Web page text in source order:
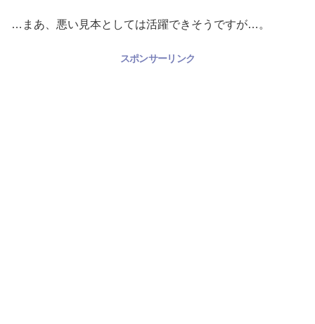
…まあ、悪い見本としては活躍できそうですが…。
スポンサーリンク